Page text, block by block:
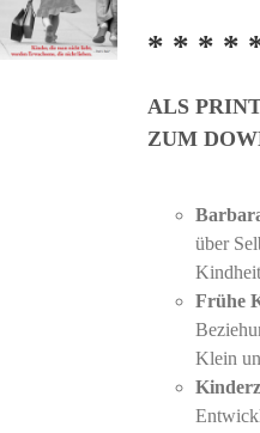
* * * *
ALS
ZUM
über
Kindheit
Frühe
Klein